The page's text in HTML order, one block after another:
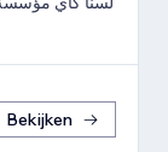
Bekijken